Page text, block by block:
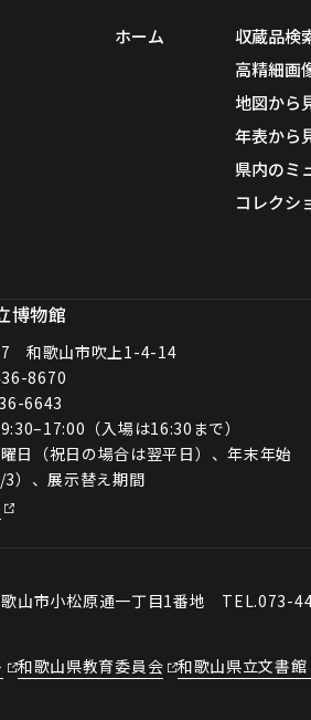
ホーム
収蔵品検
高精細画
地図から
年表から
県内のミ
コレクシ
博物館
和歌山市吹上1-4-14
8670
6643
（入場は16:30まで）
日（祝日の場合は翌平日）、年末年始
3）、展示替え期間
山市小松原通一丁目1番地 TEL.073-
和歌山県教育委員会 和歌山県立文書館